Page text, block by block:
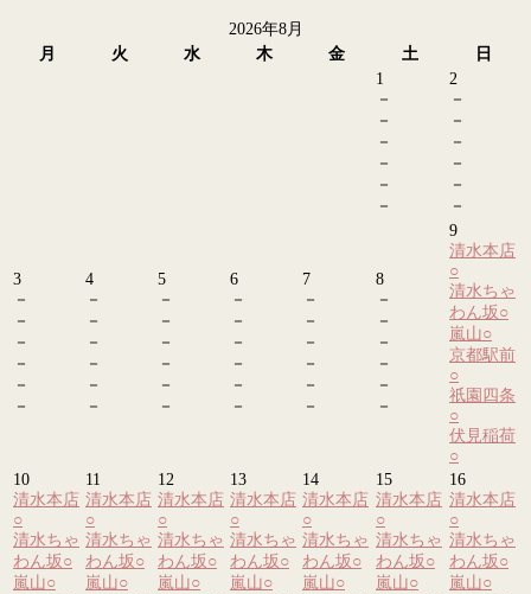
2026年8月
月
火 水 木 金 土
日
1
－
－
－
－
－
－
2
－
－
－
－
－
－
3
－
－
－
－
－
－
4
－
－
－
－
－
－
5
－
－
－
－
－
－
6
－
－
－
－
－
－
7
－
－
－
－
－
－
8
－
－
－
－
－
－
9
清水本店
○
清水ちゃ
わん坂○
嵐山○
京都駅前
○
祇園四条
○
伏見稲荷
○
10
清水本店
○
清水ちゃ
わん坂○
嵐山○
11
清水本店
○
清水ちゃ
わん坂○
嵐山○
12
清水本店
○
清水ちゃ
わん坂○
嵐山○
13
清水本店
○
清水ちゃ
わん坂○
嵐山○
14
清水本店
○
清水ちゃ
わん坂○
嵐山○
15
清水本店
○
清水ちゃ
わん坂○
嵐山○
16
清水本店
○
清水ちゃ
わん坂○
嵐山○